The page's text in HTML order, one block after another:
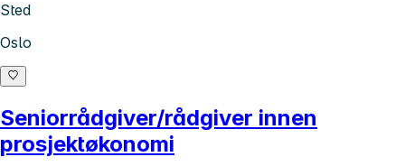
Sted
Oslo
Seniorrådgiver/rådgiver innen
prosjektøkonomi